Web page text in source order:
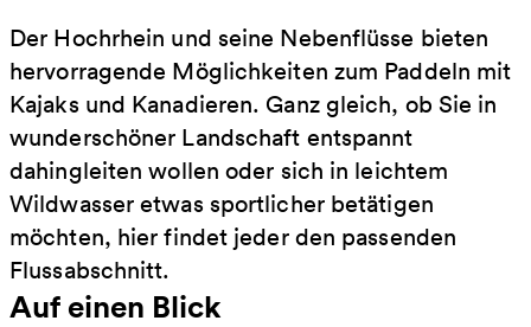
Der Hochrhein und seine Nebenflüsse bieten
hervorragende Möglichkeiten zum Paddeln mit
Kajaks und Kanadieren. Ganz gleich, ob Sie in
wunderschöner Landschaft entspannt
dahingleiten wollen oder sich in leichtem
Wildwasser etwas sportlicher betätigen
möchten, hier findet jeder den passenden
Flussabschnitt.
Auf einen Blick